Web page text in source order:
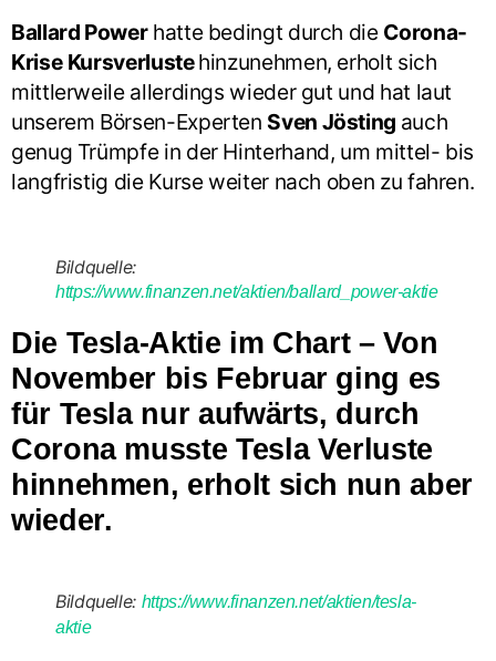
Ballard Powerhatte bedingt durch die Corona-
Krise Kursverlustehinzunehmen, erholt sich
mittlerweile allerdings wieder gut und hat laut
unserem Börsen-Experten Sven Jösting auch
genug Trümpfe in der Hinterhand, um mittel- bis
langfristig die Kurse weiter nach oben zu fahren.
Bildquelle:
https://www.finanzen.net/aktien/ballard_power-aktie
Die Tesla-Aktie im Chart– Von
November bis Februar ging es
für Tesla nur aufwärts, durch
Corona musste Tesla Verluste
hinnehmen, erholt sich nun aber
wieder.
Bildquelle: https://www.finanzen.net/aktien/tesla-
aktie